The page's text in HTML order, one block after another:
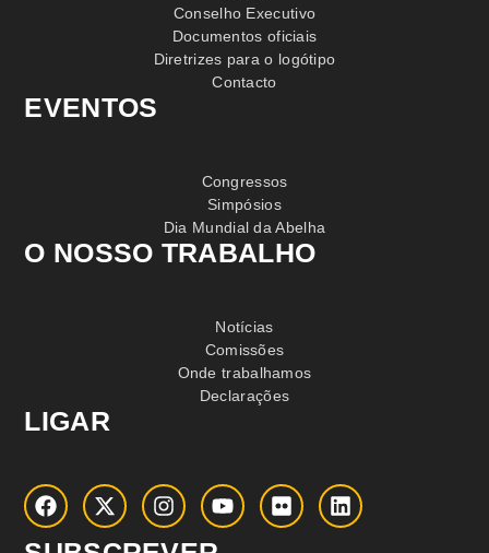
Conselho Executivo
Documentos oficiais
Diretrizes para o logótipo
Contacto
EVENTOS
Congressos
Simpósios
Dia Mundial da Abelha
O NOSSO TRABALHO
Notícias
Comissões
Onde trabalhamos
Declarações
LIGAR